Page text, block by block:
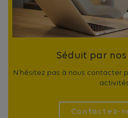
Séduit par nos
N'hésitez pas à nous contacter
Contactez-